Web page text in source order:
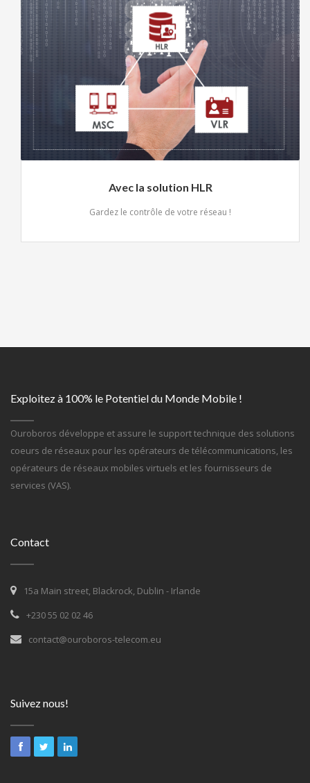
Avec la solution HLR
Gardez le contrôle de votre réseau !
Exploitez à 100% le Potentiel du Monde Mobile !
Ouroboros développe et assure le support technique des solutions
coeurs de réseaux pour les opérateurs de télécommunications, les
opérateurs de réseaux mobiles virtuels et les fournisseurs de
services (VAS).
Contact
15a Main street, Blackrock, Dublin - Irlande
+230 55 02 02 46
contact@ouroboros-telecom.eu
Suivez nous!